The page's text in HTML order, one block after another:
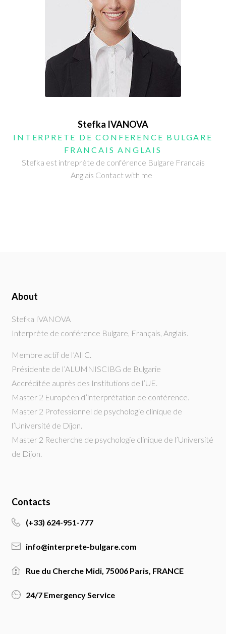
Stefka IVANOVA
INTERPRETE DE CONFERENCE BULGARE
FRANCAIS ANGLAIS
Stefka est intreprète de conférence Bulgare Francais
Anglais Contact with me
About
Stefka IVANOVA
Interprète de conférence Bulgare, Français, Anglais.
Membre actif de l’AIIC.
Présidente de l’ALUMNISCIBG de Bulgarie
Accréditée auprès des Institutions de l’UE.
Master 2 Européen d’interprétation de conférence.
Master 2 Professionnel de psychologie clinique de
l’Université de Dijon.
Master 2 Recherche de psychologie clinique de l’Université
de Dijon.
Contacts
(+33) 624-951-777
info@interprete-bulgare.com
Rue du Cherche Midi, 75006 Paris, FRANCE
24/7 Emergency Service